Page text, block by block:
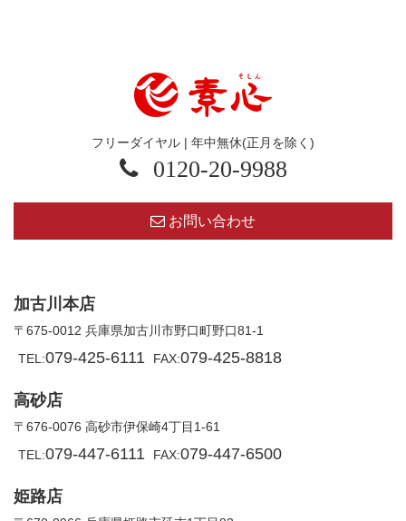
フリーダイヤル | 年中無休(正月を除く)
0120-20-9988
お問い合わせ
加古川本店
〒675-0012 兵庫県加古川市野口町野口81-1
TEL:079-425-6111 FAX:079-425-8818
高砂店
〒676-0076 高砂市伊保崎4丁目1-61
TEL:079-447-6111 FAX:079-447-6500
姫路店